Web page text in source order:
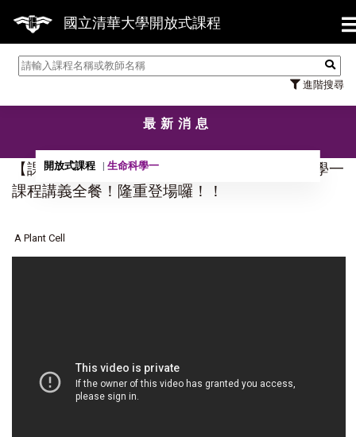
國立清華大學開放式課程
進階搜尋
【7/31】114學年度第
最新消息
開放式課程 生命科學一
【課程】李家維、莊永仁、焦傳金老師生命科學一
課程講義全餐！隆重登場囉！！
A Plant Cell